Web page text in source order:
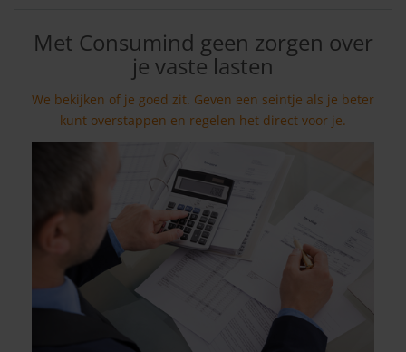
Met Consumind geen zorgen over
je vaste lasten
We bekijken of je goed zit. Geven een seintje als je beter
kunt overstappen en regelen het direct voor je.